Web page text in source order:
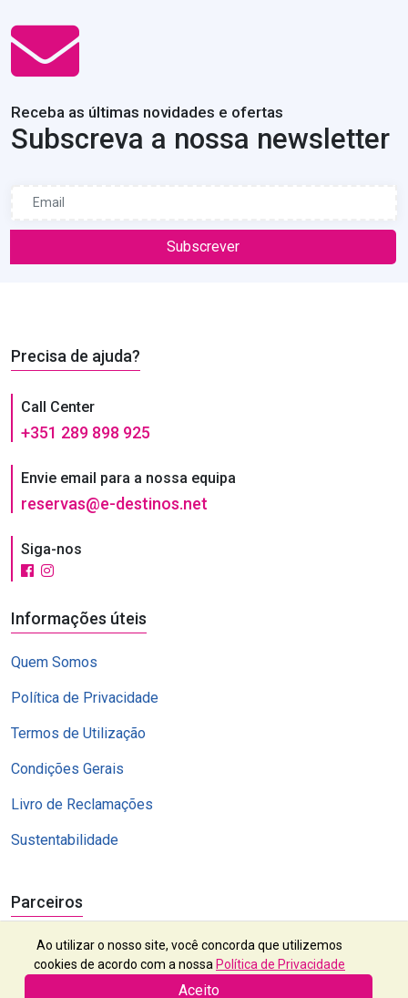
Receba as últimas novidades e ofertas
Subscreva a nossa newsletter
Subscrever
Precisa de ajuda?
Call Center
+351 289 898 925
Envie email para a nossa equipa
reservas@e-destinos.net
Siga-nos
Informações úteis
Quem Somos
Política de Privacidade
Termos de Utilização
Condições Gerais
Livro de Reclamações
Sustentabilidade
Parceiros
Ao utilizar o nosso site, você concorda que utilizemos
cookies de acordo com a nossa Política de Privacidade
Aceito